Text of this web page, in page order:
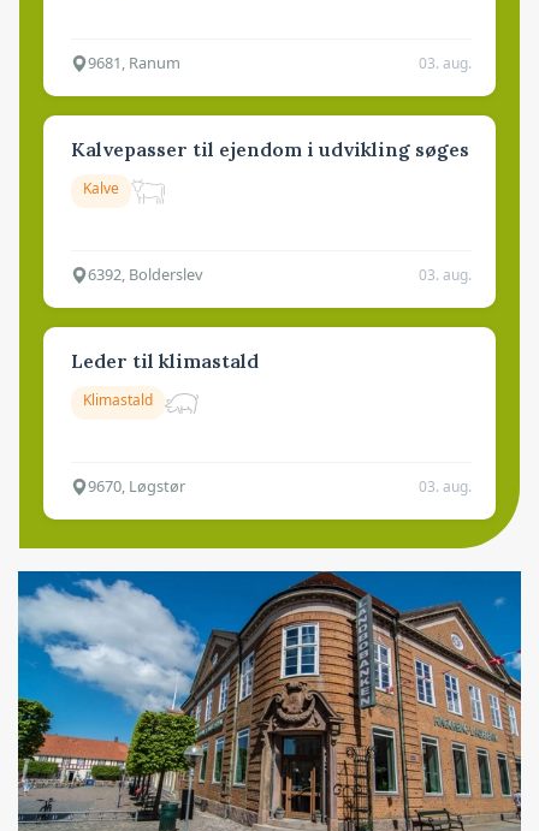
9681, Ranum 03. aug.
Kalvepasser til ejendom i udvikling søges
Kalve
6392, Bolderslev 03. aug.
Leder til klimastald
Klimastald
9670, Løgstør 03. aug.